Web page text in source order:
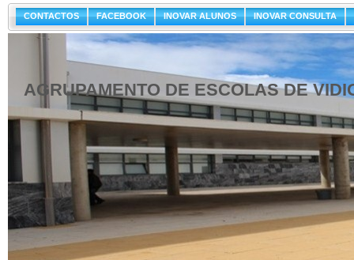
CONTACTOS FACEBOOK INOVAR ALUNOS INOVAR CONSULTA
AGRUPAMENTO DE ESCOLAS DE